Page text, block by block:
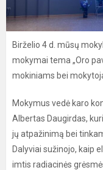
Birželio 4 d. mūsų
mokymai tema „Oro
mokiniams bei
Mokymus vedė karo
Albertas Daugirdas,
jų atpažinimą bei
Dalyviai sužinojo, kaip
imtis radiacinės